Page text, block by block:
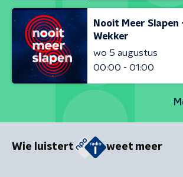
Nooit Meer Slapen
Wekker
wo 5 augustus
00:00 - 01:00
Wie luistert weet meer